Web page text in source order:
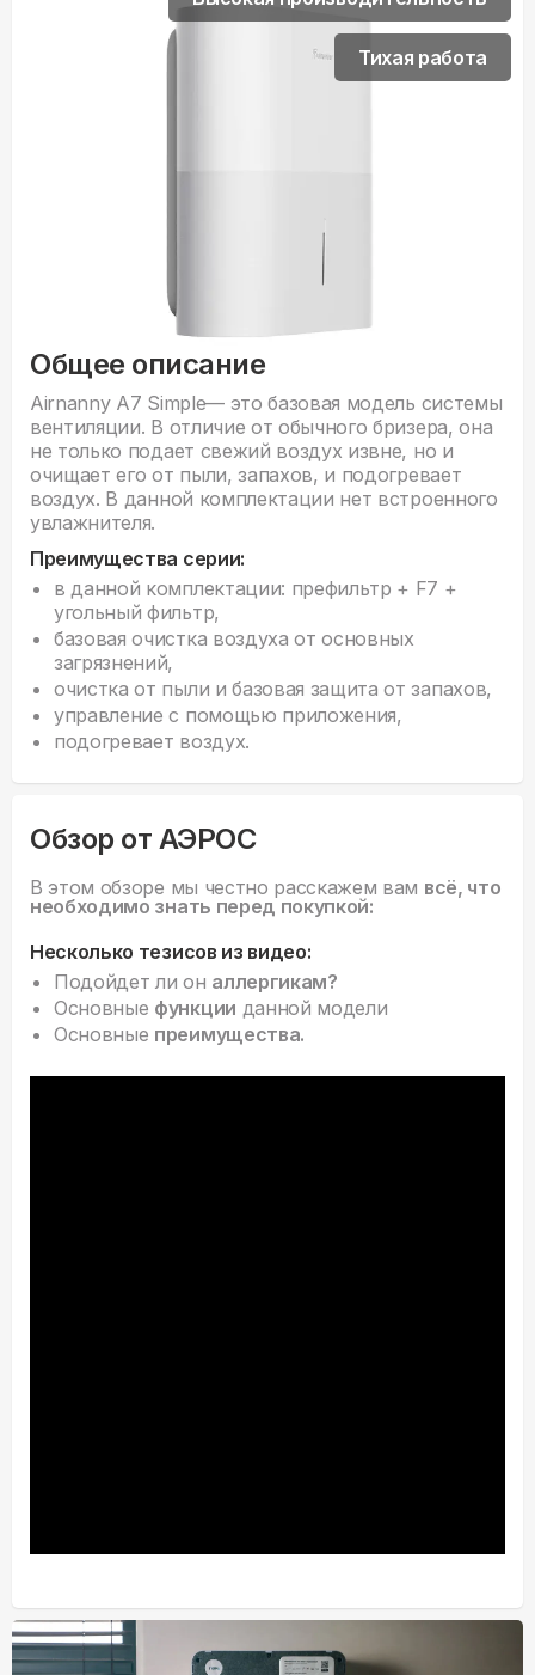
Общее описание
Airnanny A7 Simple— это базовая модель системы
вентиляции. В отличие от обычного бризера, она
не только подает свежий воздух извне, но и
очищает его от пыли, запахов, и подогревает
воздух. В данной комплектации нет встроенного
увлажнителя.
Преимущества серии:
в данной комплектации: префильтр + F7 +
угольный фильтр,
базовая очистка воздуха от основных
загрязнений,
очистка от пыли и базовая защита от запахов,
управление с помощью приложения,
подогревает воздух.
Тихая работа
Обзор от АЭРОС
В этом обзоре мы честно расскажем вам всё, что
необходимо знать перед покупкой:
Несколько тезисов из видео:
Подойдет ли он аллергикам?
Основные функции данной модели
Основные преимущества.